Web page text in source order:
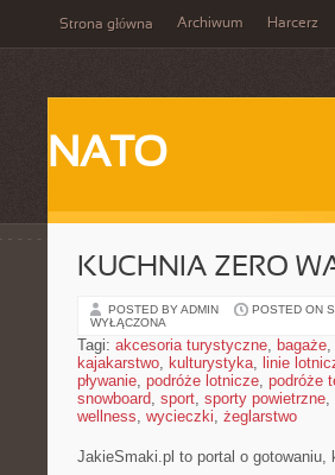
Strona główna Archiwum Harcerz
NATO
KUCHNIA ZERO
POSTED BY ADMIN POSTED ON
WYŁĄCZONA
Tagi: akcesoria turystyczne, bagaże,
kajakarstwo, kulturystyka, linie
pływanie, podróże lotnicze, podróże
snowboard, sport, sporty powietrzne,
wellness, wycieczki, żeglarstwo
JakieSmaki.pl to portal o gotowaniu,